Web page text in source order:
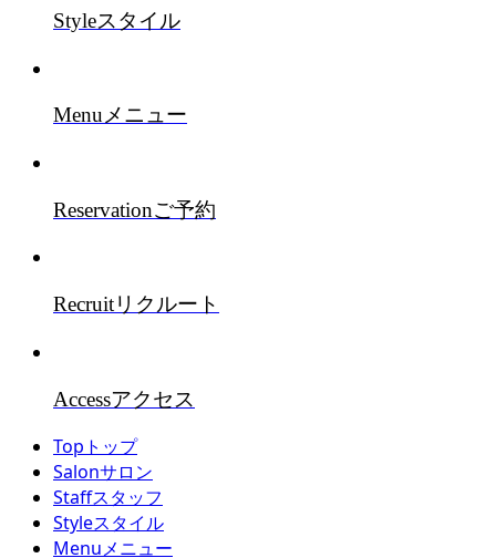
Styleスタイル
Menuメニュー
Reservationご予約
Recruitリクルート
Accessアクセス
Top トップ
Salonサロン
Staffスタッフ
Styleスタイル
Menuメニュー